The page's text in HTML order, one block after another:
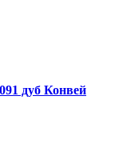
дуб Конвей